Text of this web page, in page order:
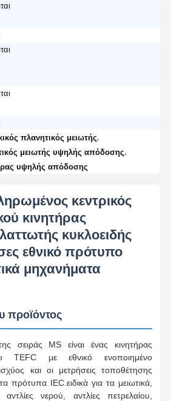
πλανητικός μειωτής
μειωτής υψηλής απόδοσης
υψηλής απόδοσης
κεντρικός
κινητήρας
κυκλοειδής
εθνικό πρότυπο
μηχανήματα
προϊόντος
σειράς MS είναι ένας κινητήρας
TEFC με εθνικό ενοποιημένο
και οι μετρήσεις τοποθέτησης
πρότυπα IEC.ειδικά για τα μειωτικά,
νερού, αντλίες πετρελαίου,